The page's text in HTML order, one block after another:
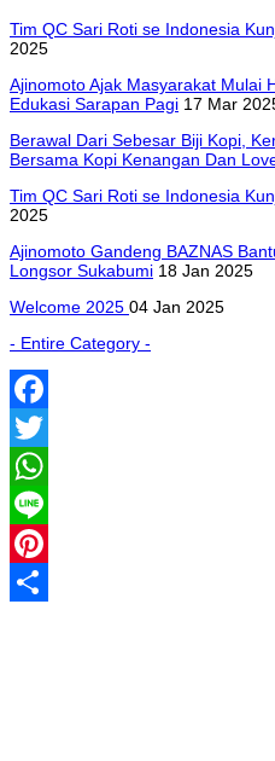
Tim QC Sari Roti se Indonesia
2025
Ajinomoto Ajak Masyarakat Mulai
Edukasi Sarapan Pagi 17 Mar
Berawal Dari Sebesar Biji Kopi,
Bersama Kopi Kenangan Dan
Tim QC Sari Roti se Indonesia
2025
Ajinomoto Gandeng BAZNAS
Longsor Sukabumi 18 Jan 2025
Welcome 2025 04 Jan 2025
- Entire Category -
Facebook
Twitter
WhatsApp
Line
Pinterest